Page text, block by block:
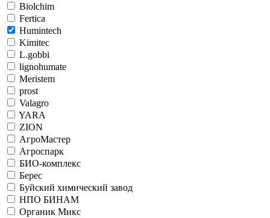
Biolchim
Fertica
Humintech
Kimitec
L.gobbi
lignohumate
Meristem
prost
Valagro
YARA
ZION
АгроМастер
Агроспарк
БИО-комплекс
Берес
Буйский химический завод
НПО БИНАМ
Органик Микс